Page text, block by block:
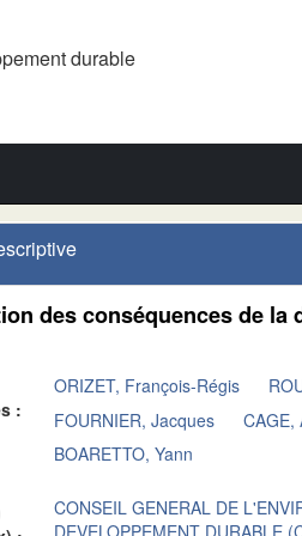
durable
des conséquences de
:
ORIZET, François-Régis
FOURNIER, Jacques
CAGE,
BOARETTO, Yann
CONSEIL GENERAL DE
DEVELOPPEMENT DURABLE